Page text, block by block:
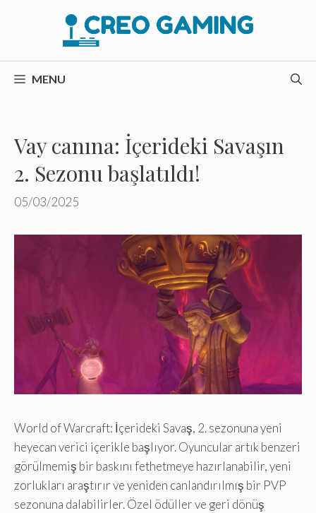
MENU
Vay canına: İçerideki Savaşın
2. Sezonu başlatıldı!
05/03/2025
World of Warcraft: İçerideki Savaş, 2. sezonuna yeni
heyecan verici içerikle başlıyor. Oyuncular artık benzeri
görülmemiş bir baskını fethetmeye hazırlanabilir, yeni
zorlukları araştırır ve yeniden canlandırılmış bir PVP
sezonuna dalabilirler. Özel ödüller ve geri dönüş